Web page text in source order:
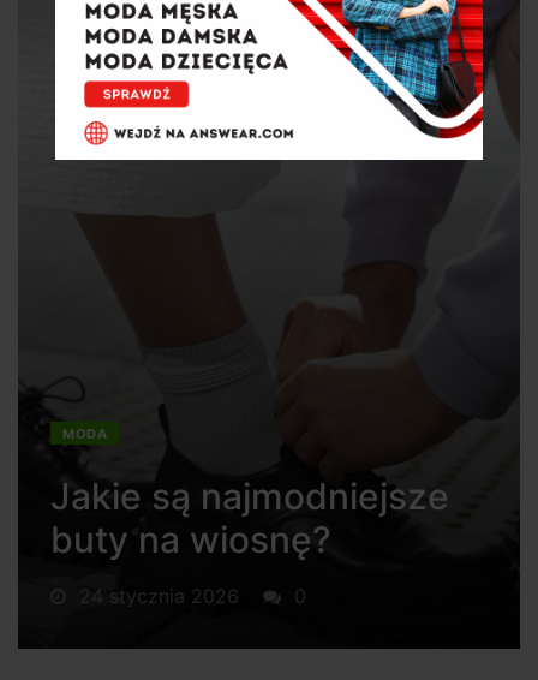
MODA
Jakie są najmodniejsze
buty na wiosnę?
24 stycznia 2026 0